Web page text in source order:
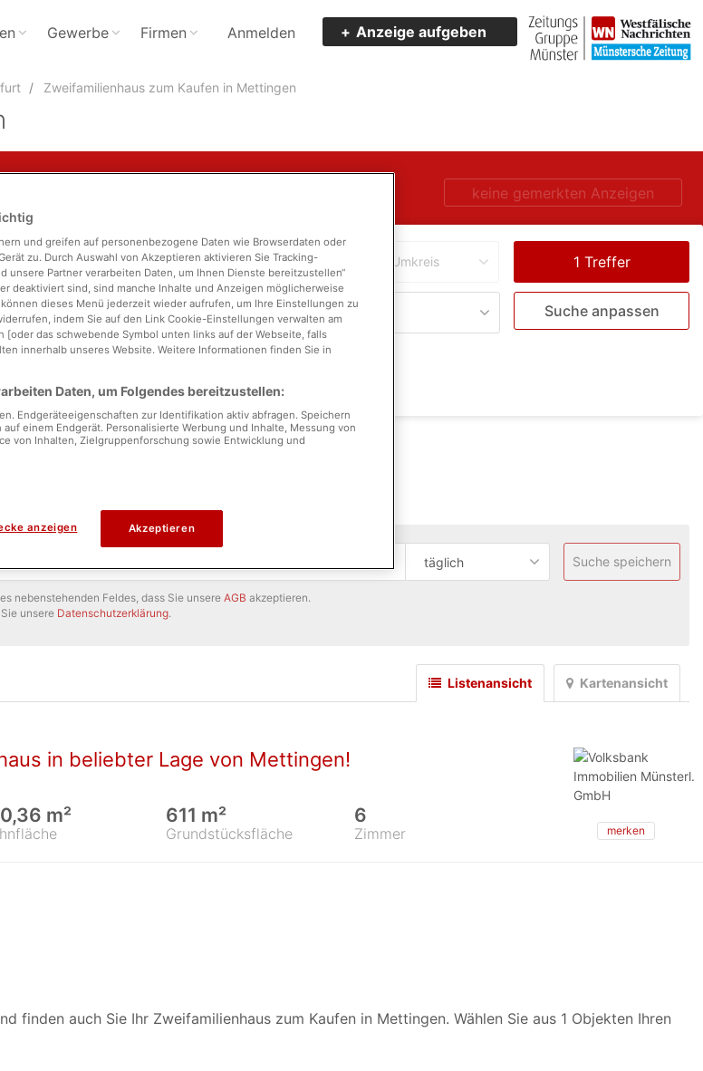
Gewerbe Firmen Anmelden Anzeige aufgeben
Zweifamilienhaus zum Kaufen in Mettingen
keine gemerkten Anzeigen
Stadtteil Umkreis
Zimmer Suche anpassen
täglich Suche speichern
nebenstehenden Feldes, dass Sie unsere AGB akzeptieren.
unsere Datenschutzerklärung.
Kartenansicht
Listenansicht
in beliebter Lage von Mettingen!
m²
Grundstücksfläche
611 m²
Zimmer
6
merken
auch Sie Ihr Zweifamilienhaus zum Kaufen in Mettingen. Wählen Sie aus 1 Objekten Ihren
und greifen auf personenbezogene Daten wie Browserdaten oder
zu. Durch Auswahl von Akzeptieren aktivieren Sie Tracking-
unsere Partner verarbeiten Daten, um Ihnen Dienste bereitzustellen“
deaktiviert sind, sind manche Inhalte und Anzeigen möglicherweise
dieses Menü jederzeit wieder aufrufen, um Ihre Einstellungen zu
indem Sie auf den Link Cookie-Einstellungen verwalten am
[oder das schwebende Symbol unten links auf der Webseite, falls
innerhalb unseres Website. Weitere Informationen finden Sie in
Daten, um Folgendes bereitzustellen:
Endgeräteeigenschaften zur Identifikation aktiv abfragen. Speichern
einem Endgerät. Personalisierte Werbung und Inhalte, Messung von
von Inhalten, Zielgruppenforschung sowie Entwicklung und
anzeigen Akzeptieren